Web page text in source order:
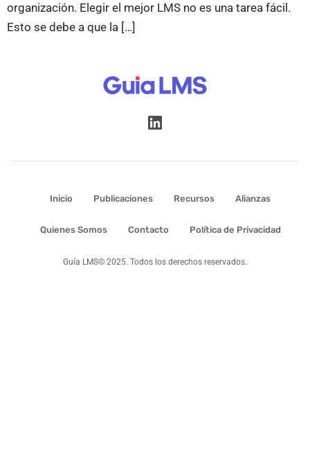
organización. Elegir el mejor LMS no es una tarea fácil.
Esto se debe a que la […]
Inicio Publicaciones Recursos Alianzas
Quienes Somos Contacto Política de Privacidad
Guía LMS© 2025. Todos los derechos reservados.